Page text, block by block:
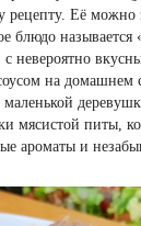
рецепту. Её можно
блюдо называется
невероятно
на домашнем
маленькой
мясистой питы,
ароматы и